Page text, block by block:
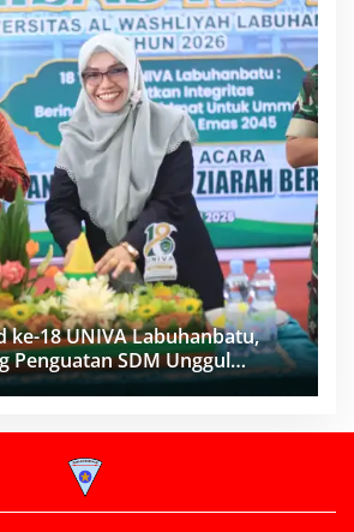
ke-18 UNIVA Labuhanbatu,
Penguatan SDM Unggul
Emas 2045